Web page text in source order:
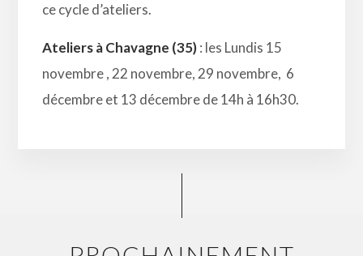
ce cycle d’ateliers.
Ateliers à Chavagne (35): les Lundis 15
novembre , 22 novembre, 29 novembre, 6
décembre et 13 décembre de 14h à 16h30.